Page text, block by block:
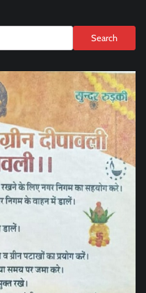
Search